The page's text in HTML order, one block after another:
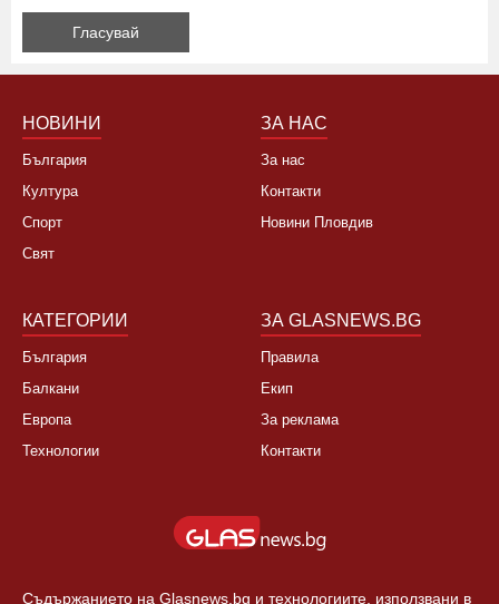
НОВИНИ
България
Култура
Спорт
Свят
ЗА НАС
За нас
Контакти
Новини Пловдив
КАТЕГОРИИ
България
Балкани
Европа
Технологии
ЗА GLASNEWS.BG
Правила
Екип
За реклама
Контакти
Съдържанието на Glasnews.bg и технологиите, използвани в